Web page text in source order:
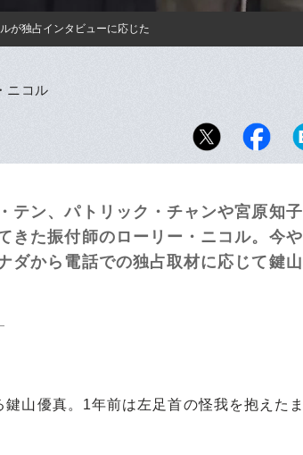
が独占インタビューに応じた
ニコル
テン、パトリック・チャンや宮原知子
きた振付師のローリー・ニコル。今や
ダから電話での独占取材に応じて鍵山
山優真。1年前は左足首の怪我を抱えたま